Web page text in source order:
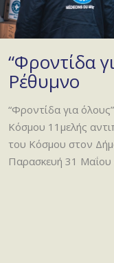
“Φροντίδα
Ρέθυμνο
“Φροντίδα για
Κόσμου 11μελής
του Κόσμου στον
Παρασκευή 31 Μαΐου